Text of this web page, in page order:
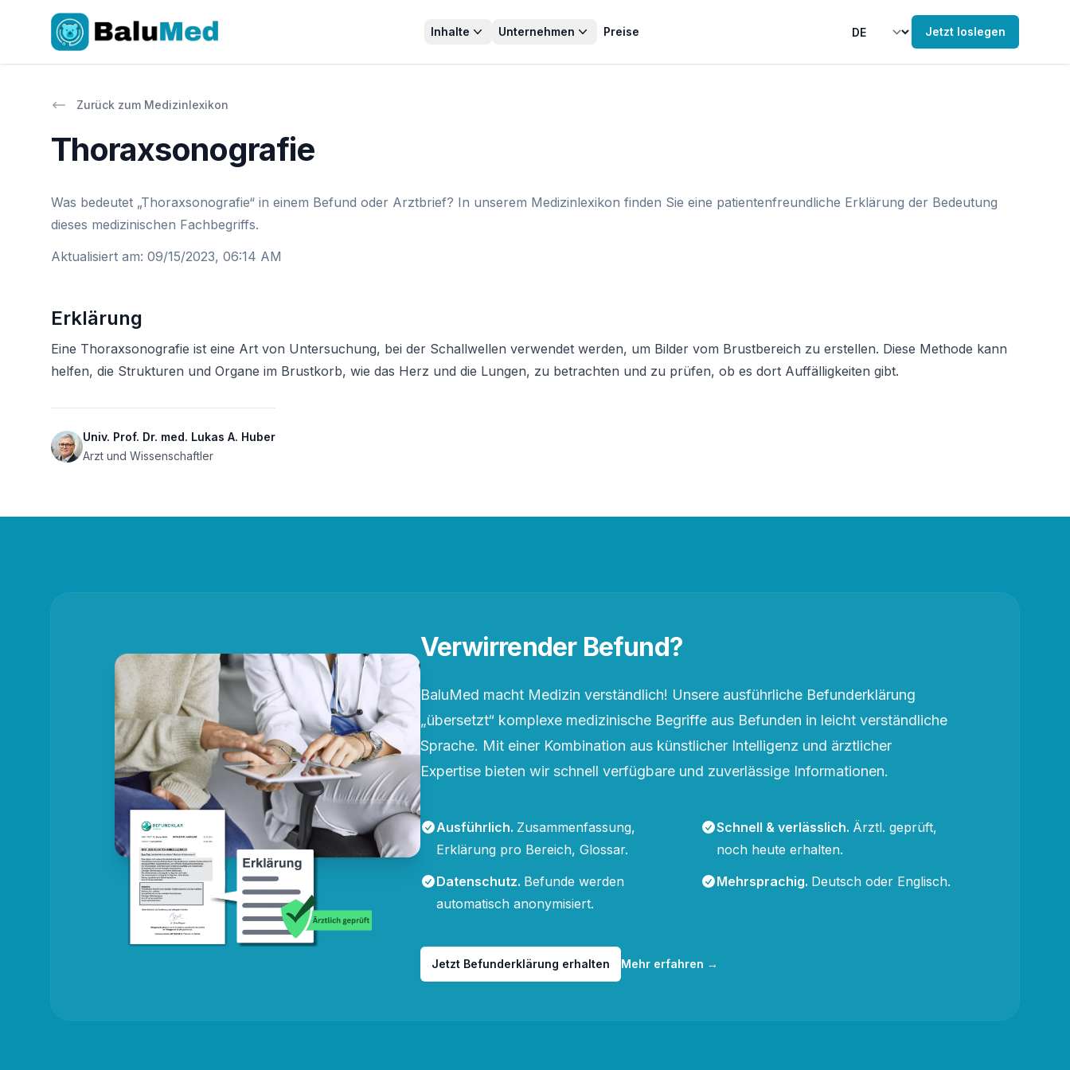
Inhalte Unternehmen Preise Jetzt loslegen
Zurück zum Medizinlexikon
Thoraxsonografie
Was bedeutet „Thoraxsonografie“ in einem Befund oder Arztbrief? In unserem Medizinlexikon finden Sie eine patientenfreundliche Erklärung der Bedeutung
dieses medizinischen Fachbegriffs.
Aktualisiert am: 09/15/2023, 06:14 AM
Erklärung
Eine Thoraxsonografie ist eine Art von Untersuchung, bei der Schallwellen verwendet werden, um Bilder vom Brustbereich zu erstellen. Diese Methode kann
helfen, die Strukturen und Organe im Brustkorb, wie das Herz und die Lungen, zu betrachten und zu prüfen, ob es dort Auffälligkeiten gibt.
Univ. Prof. Dr. med. Lukas A. Huber
Arzt und Wissenschaftler
Verwirrender Befund?
BaluMed macht Medizin verständlich! Unsere ausführliche Befunderklärung
„übersetzt“ komplexe medizinische Begriffe aus Befunden in leicht verständliche
Sprache. Mit einer Kombination aus künstlicher Intelligenz und ärztlicher
Expertise bieten wir schnell verfügbare und zuverlässige Informationen.
Ausführlich. Zusammenfassung,
Erklärung pro Bereich, Glossar.
Schnell & verlässlich. Ärztl. geprüft,
noch heute erhalten.
Datenschutz. Befunde werden
automatisch anonymisiert.
Mehrsprachig. Deutsch oder Englisch.
Jetzt Befunderklärung erhalten Mehr erfahren →